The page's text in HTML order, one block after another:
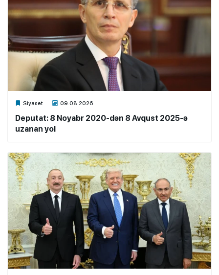
Siyasət 09.08.2026
Xalq.Online
Deputat: 8 Noyabr 2020-dən 8 Avqust 2025-ə
uzanan yol